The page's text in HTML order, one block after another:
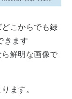
こからでも録
きます
鮮明な画像で
ます。